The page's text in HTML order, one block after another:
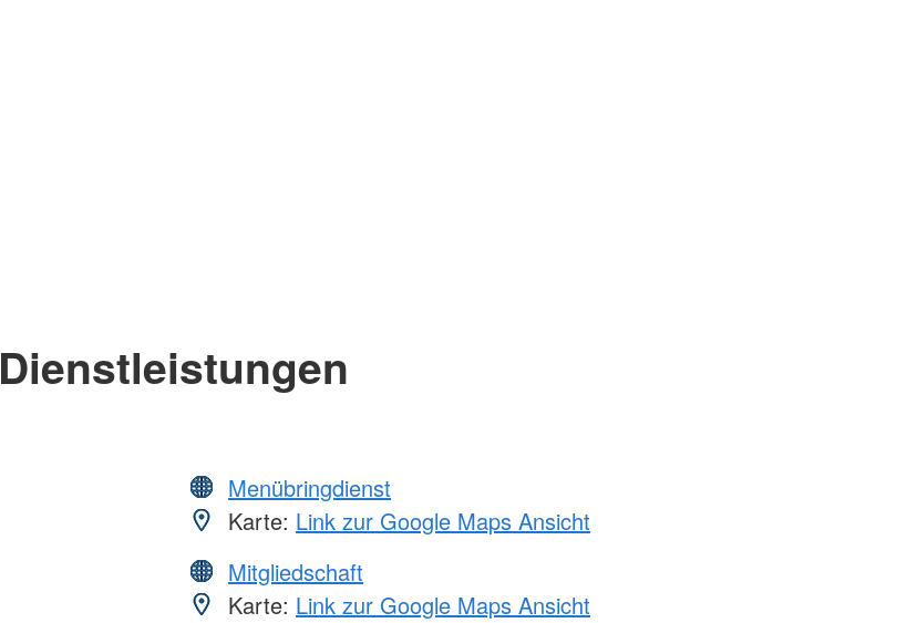
Dienstleistungen
Menübringdienst
Karte: Link zur Google Maps Ansicht
Mitgliedschaft
Karte: Link zur Google Maps Ansicht